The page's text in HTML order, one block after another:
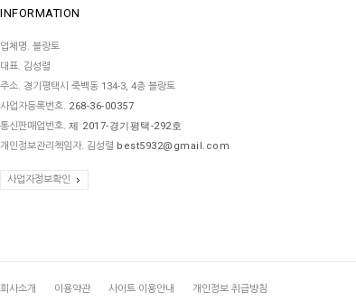
INFORMATION
업체명. 블랑토
대표. 김성렬
주소. 경기평택시 죽백동 134-3, 4층 블랑토
사업자등록번호. 268-36-00357
통신판매업번호. 제 2017-경기평택-292호
개인정보관리책임자. 김성렬 best5932@gmail.com
사업자정보확인
회사소개 이용약관 사이트 이용안내 개인정보 취급방침